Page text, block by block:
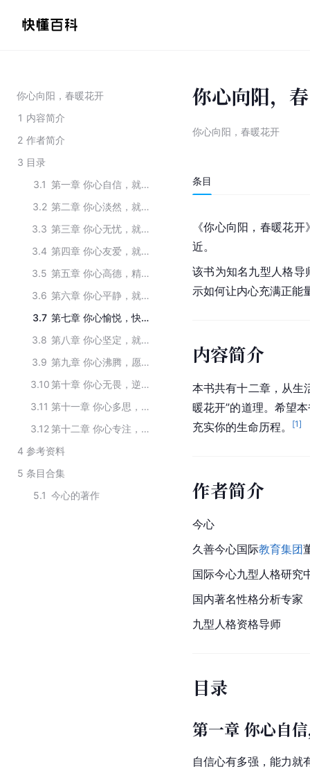
你心向阳，春暖花开
1 内容简介
2 作者简介
3 目录
3.1
第一章 你心自信，就会迎来好运
3.2
第二章 你心淡然，就会有灿烂人生
3.3
第三章 你心无忧，就会微笑面对每一天
3.4
第四章 你心友爱，就会受人欢迎
3.5
第五章 你心高德，精神世界就富足
3.6
第六章 你心平静，就会保持最佳情绪
3.7
第七章 你心愉悦，快乐就会围绕身边
3.8
第八章 你心坚定，就能激发出潜在的力量
3.9
第九章 你心沸腾，愿望就会变成现实
3.10
第十章 你心无畏，逆境也会变成顺境
3.11
第十一章 你心多思，就能抓住改变命运机会
3.12
第十二章 你心专注，就会为目标而持之以恒
4 参考资料
5 条目合集
5.1 今心的著作
你心向阳，
你心向阳，春暖花开
条目
《你心向阳，春暖花
近。
该书为知名九型人格导
示如何让内心充满正能
内容简介
本书共有十二章，从生
暖花开”的道理。希望
充实你的生命历程。
[1]
作者简介
今心
久善今心国际教育集团
国际今心九型人格研究
国内著名性格分析专家
九型人格资格导师
目录
第一章 你心自
自信心有多强，能力就